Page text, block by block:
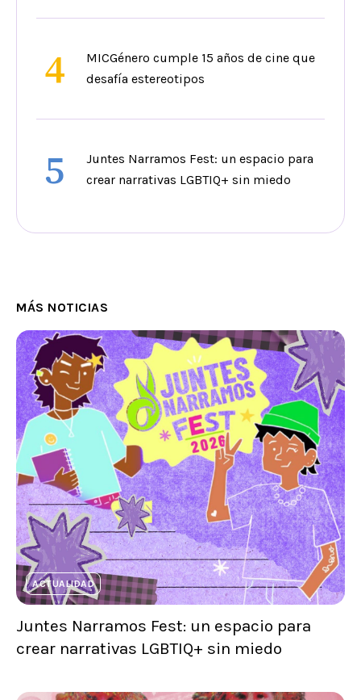
4
MICGénero cumple 15 años de cine que
desafía estereotipos
5
Juntes Narramos Fest: un espacio para
crear narrativas LGBTIQ+ sin miedo
MÁS NOTICIAS
ACTUALIDAD
Juntes Narramos Fest: un espacio para
crear narrativas LGBTIQ+ sin miedo